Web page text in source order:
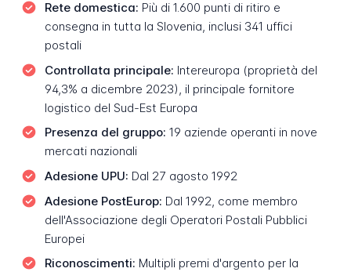
Rete domestica: Più di 1.600 punti di ritiro e
consegna in tutta la Slovenia, inclusi 341 uffici
postali
Controllata principale: Intereuropa (proprietà del
94,3% a dicembre 2023), il principale fornitore
logistico del Sud-Est Europa
Presenza del gruppo: 19 aziende operanti in nove
mercati nazionali
Adesione UPU: Dal 27 agosto 1992
Adesione PostEurop: Dal 1992, come membro
dell'Associazione degli Operatori Postali Pubblici
Europei
Riconoscimenti: Multipli premi d'argento per la